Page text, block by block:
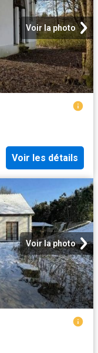
Voir la photo
Voir les détails
Voir la photo